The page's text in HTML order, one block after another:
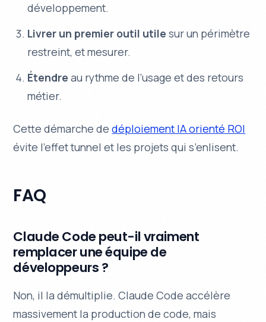
développement.
Livrer un premier outil utile sur un périmètre
restreint, et mesurer.
Étendre au rythme de l’usage et des retours
métier.
Cette démarche dedéploiement IA orienté ROI
évite l’effet tunnel et les projets qui s’enlisent.
FAQ
Claude Code peut-il vraiment
remplacer une équipe de
développeurs ?
Non, il la démultiplie. Claude Code accélère
massivement la production de code, mais